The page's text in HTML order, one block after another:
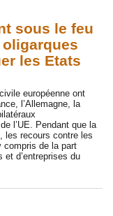
sous le feu
les Etats
européenne ont
l’Allemagne, la
l’UE. Pendant que la
les recours contre les
compris de la part
et d’entreprises du